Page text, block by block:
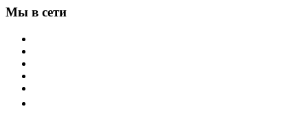
Мы в сети